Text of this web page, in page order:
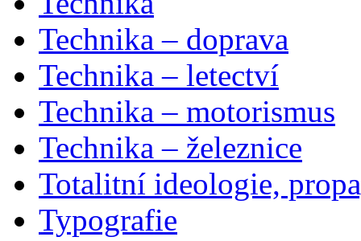
Technika – doprava
Technika – letectví
Technika – motorismus
Technika – železnice
Totalitní ideologie,
Typografie